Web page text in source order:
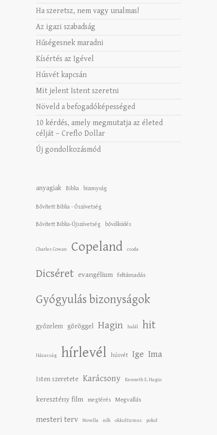
Ha szeretsz, nem vagy unalmas!
Az igazi szabadság
Hűségesnek maradni
Kísértés az Igével
Húsvét kapcsán
Mit jelent Istent szeretni
Növeld a befogadóképességed
10 kérdés, amely megmutatja az életed
célját – Creflo Dollar
Új gondolkozásmód
anyagiak Biblia bizonyság
Bővített Biblia - Ószövetség
Bővített Biblia-Újszövetség bővölködés
Charles Cowan Copeland csoda
Dicséret evangélium feltámadás
Gyógyulás bizonyságok
győzelem göröggel Hagin halál hit
Házasság hírlevél húsvét Ige Ima
Isten szeretete Karácsony Kenneth E. Hagin
keresztény film megtérés Megvallás
mesteri terv Novella nők okkultizmus pokol